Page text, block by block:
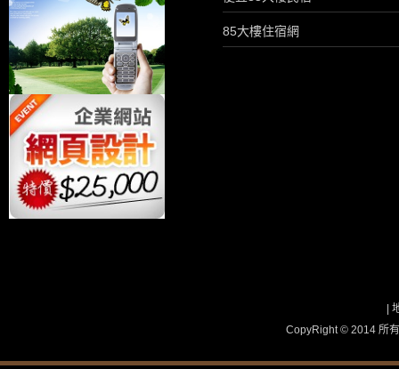
85大樓住宿網
|
CopyRight © 2014 所